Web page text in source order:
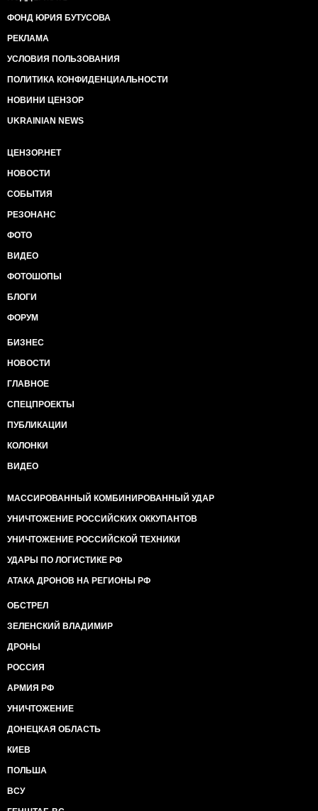
ФОНД ЮРИЯ БУТУСОВА
РЕКЛАМА
УСЛОВИЯ ПОЛЬЗОВАНИЯ
ПОЛИТИКА КОНФИДЕНЦИАЛЬНОСТИ
НОВИНИ ЦЕНЗОР
UKRAINIAN NEWS
ЦЕНЗОР.НЕТ
НОВОСТИ
СОБЫТИЯ
РЕЗОНАНС
ФОТО
ВИДЕО
ФОТОШОПЫ
БЛОГИ
ФОРУМ
БИЗНЕС
НОВОСТИ
ГЛАВНОЕ
СПЕЦПРОЕКТЫ
ПУБЛИКАЦИИ
КОЛОНКИ
ВИДЕО
МАССИРОВАННЫЙ КОМБИНИРОВАННЫЙ УДАР
УНИЧТОЖЕНИЕ РОССИЙСКИХ ОККУПАНТОВ
УНИЧТОЖЕНИЕ РОССИЙСКОЙ ТЕХНИКИ
УДАРЫ ПО ЛОГИСТИКЕ РФ
АТАКА ДРОНОВ НА РЕГИОНЫ РФ
ОБСТРЕЛ
ЗЕЛЕНСКИЙ ВЛАДИМИР
ДРОНЫ
РОССИЯ
АРМИЯ РФ
УНИЧТОЖЕНИЕ
ДОНЕЦКАЯ ОБЛАСТЬ
КИЕВ
ПОЛЬША
ВСУ